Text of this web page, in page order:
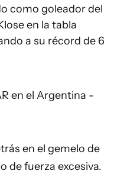
como goleador del
en la tabla
a su récord de 6
en el Argentina -
en el gemelo de
de fuerza excesiva.